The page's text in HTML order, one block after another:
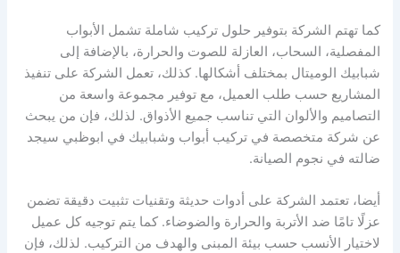
كما تهتم الشركة بتوفير حلول تركيب شاملة تشمل الأبواب
المفصلية، السحاب، العازلة للصوت والحرارة، بالإضافة إلى
شبابيك الوميتال بمختلف أشكالها. كذلك، تعمل الشركة على تنفيذ
المشاريع حسب طلب العميل، مع توفير مجموعة واسعة من
التصاميم والألوان التي تناسب جميع الأذواق. لذلك، فإن من يبحث
عن شركة متخصصة في تركيب أبواب وشبابيك في ابوظبي سيجد
ضالته في نجوم الصيانة.
أيضا، تعتمد الشركة على أدوات حديثة وتقنيات تثبيت دقيقة تضمن
عزلًا تامًا ضد الأتربة والحرارة والضوضاء. كما يتم توجيه كل عميل
لاختيار الأنسب حسب بيئة المبنى والهدف من التركيب. لذلك، فإن